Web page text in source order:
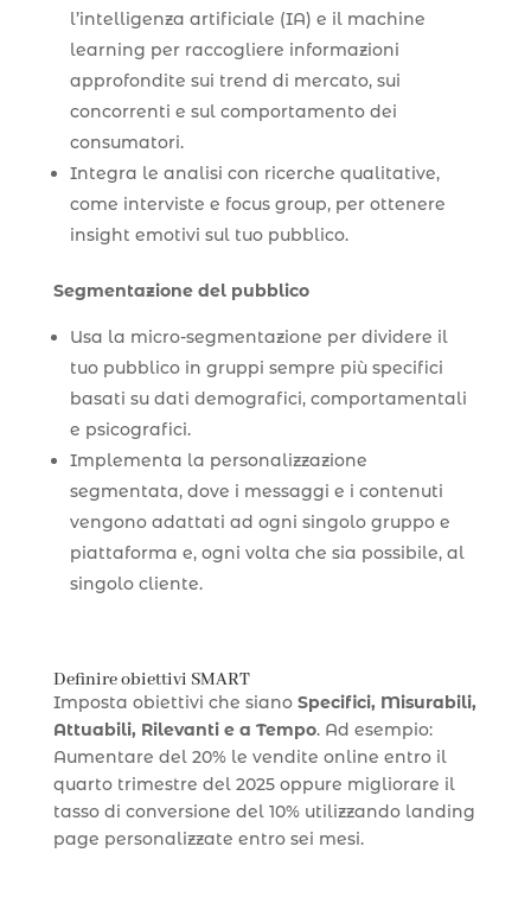
l’intelligenza artificiale (IA) e il machine
learning per raccogliere informazioni
approfondite sui trend di mercato, sui
concorrenti e sul comportamento dei
consumatori.
Integra le analisi con ricerche qualitative,
come interviste e focus group, per ottenere
insight emotivi sul tuo pubblico.
Segmentazione del pubblico
Usa la micro-segmentazione per dividere il
tuo pubblico in gruppi sempre più specifici
basati su dati demografici, comportamentali
e psicografici.
Implementa la personalizzazione
segmentata, dove i messaggi e i contenuti
vengono adattati ad ogni singolo gruppo e
piattaforma e, ogni volta che sia possibile, al
singolo cliente.
Definire obiettivi SMART
Imposta obiettivi che siano Specifici, Misurabili,
Attuabili, Rilevanti e a Tempo. Ad esempio:
Aumentare del 20% le vendite online entro il
quarto trimestre del 2025 oppure migliorare il
tasso di conversione del 10% utilizzando landing
page personalizzate entro sei mesi.